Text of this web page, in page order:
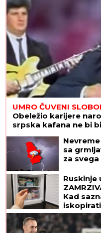
UMRO ČUVENI
Obeležio karijere
srpska kafana ne bi
sa
za
Ruskinje
Kad